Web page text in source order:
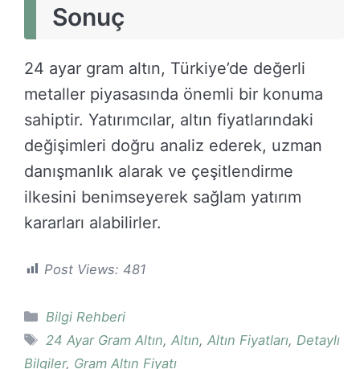
Sonuç
24 ayar gram altın, Türkiye’de değerli
metaller piyasasında önemli bir konuma
sahiptir. Yatırımcılar, altın fiyatlarındaki
değişimleri doğru analiz ederek, uzman
danışmanlık alarak ve çeşitlendirme
ilkesini benimseyerek sağlam yatırım
kararları alabilirler.
Post Views: 481
Kategoriler
Bilgi Rehberi
Etiketler
24 Ayar Gram Altın, Altın, Altın Fiyatları, Detaylı
Bilgiler, Gram Altın Fiyatı